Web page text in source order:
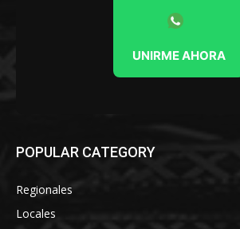
UNIRME AHORA
POPULAR CATEGORY
Regionales
Locales